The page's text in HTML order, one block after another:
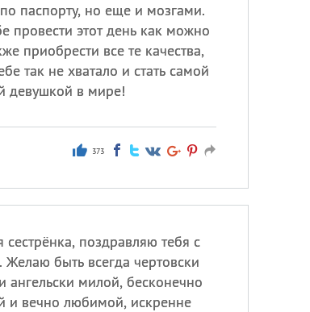
паспорту, но еще и мозгами.
провести этот день как можно
приобрести все те качества,
так не хватало и стать самой
девушкой в мире!
373
поздравляю тебя с
Желаю быть всегда чертовски
ангельски милой, бесконечно
и вечно любимой, искренне